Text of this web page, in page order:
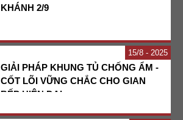
KHÁNH 2/9
15 8 - 2025
GIẢI PHÁP KHUNG TỦ CHỐNG ẨM -
CỐT LÕI VỮNG CHẮC CHO GIAN
BẾP HIỆN ĐẠI